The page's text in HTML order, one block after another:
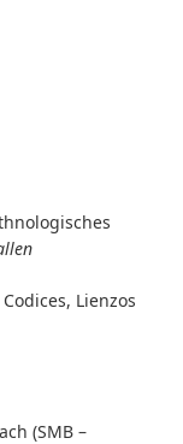
Lienzos
(SMB –